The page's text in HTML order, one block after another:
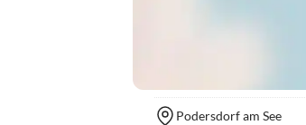
Podersdorf am See